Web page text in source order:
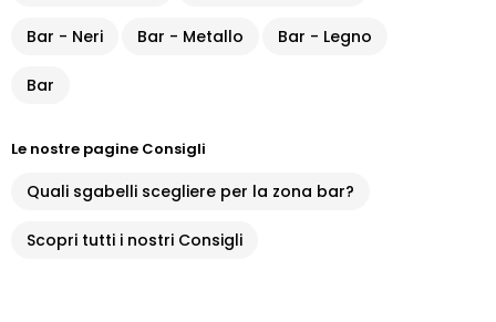
Bar - Neri Bar - Metallo Bar - Legno
Bar
Le nostre pagine Consigli
Quali sgabelli scegliere per la zona bar?
Scopri tutti i nostri Consigli